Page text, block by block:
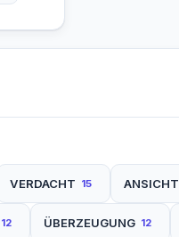
VERDACHT 15 ANSICHT
12 ÜBERZEUGUNG 12